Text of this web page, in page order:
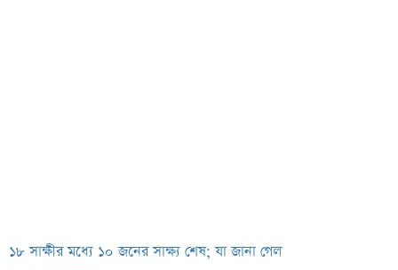
১৮ সাক্ষীর মধ্যে ১০ জনের সাক্ষ্য শেষ; যা জানা গেল